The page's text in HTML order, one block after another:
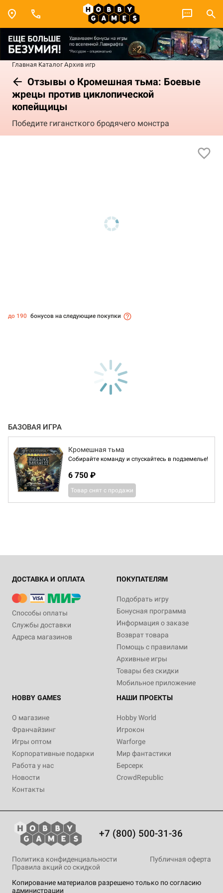
Главная КаталогАрхив игр
Отзывы о Кромешная тьма: Боевые
жрецы против циклопической
копейщицы
Победите гигансткого бродячего монстра
до 190 бонусов на следующие покупки
БАЗОВАЯ ИГРА
Кромешная тьма
Cобирайте команду и спускайтесь в подземелье!
6 750 ₽
Товар снят с продажи
ДОСТАВКА И ОПЛАТА
Способы оплаты
Службы доставки
Адреса магазинов
ПОКУПАТЕЛЯМ
Подобрать игру
Бонусная программа
Информация о заказе
Возврат товара
Помощь с правилами
Архивные игры
Товары без скидки
Мобильное приложение
HOBBY GAMES
О магазине
Франчайзинг
Игры оптом
Корпоративные подарки
Работа у нас
Новости
Контакты
НАШИ ПРОЕКТЫ
Hobby World
Игрокон
Warforge
Мир фантастики
Берсерк
CrowdRepublic
+7 (800) 500-31-36
Копирование материалов разрешено только по согласию
администрации
Политика конфиденциальности
Публичная оферта
Правила акций со скидкой